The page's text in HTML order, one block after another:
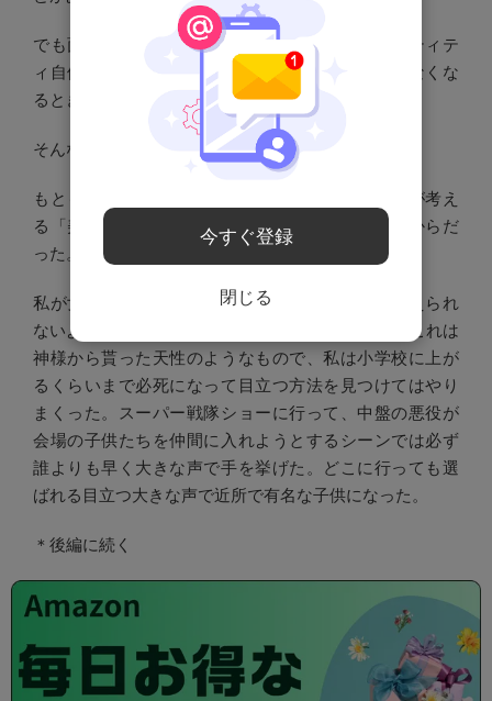
でも面白さは消えてなくならない。私のアイデンティテ
ィ自体がなくなってしまうときが、私の面白さがなくな
るときだ。
そんなふうに、自分を奮い立たせている。
もともと私が「面白くなったキッカケ」は、世間が考え
る「美人」の基準にはまっていない、と気づいたからだ
った。悲しいかな。
私が女優という仕事をしてるのは、自分でも押さえられ
ないような”目立ちたがり屋”の性格のせいである。これは
神様から貰った天性のようなもので、私は小学校に上が
るくらいまで必死になって目立つ方法を見つけてはやり
まくった。スーパー戦隊ショーに行って、中盤の悪役が
会場の子供たちを仲間に入れようとするシーンでは必ず
誰よりも早く大きな声で手を挙げた。どこに行っても選
ばれる目立つ大きな声で近所で有名な子供になった。
＊後編に続く
今すぐ登録
閉じる